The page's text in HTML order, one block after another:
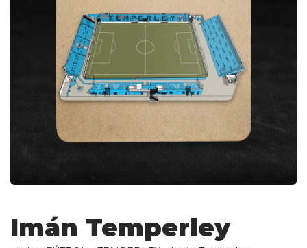
Imán Temperley